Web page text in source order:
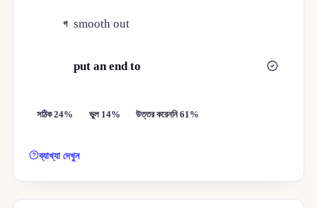
গ smooth out
put an end to
সঠিক 24% ভুল 14% উত্তর করেননি 61%
ব্যাখ্যা দেখুন